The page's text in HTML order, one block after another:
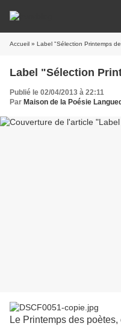
Accueil » Label "Sélection Printemps
Label "Sélection
Publié le 02/04/2013 à 22:11
Par Maison de la Poésie
Le Printemps des